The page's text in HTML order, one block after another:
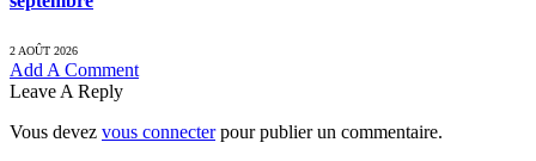
2 AOÛT 2026
Add A Comment
Leave A Reply
Vous devez vous connecterpour publier un commentaire.